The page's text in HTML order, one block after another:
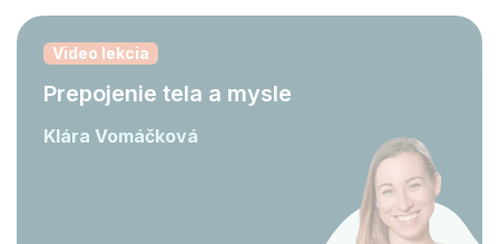
Video lekcia
Prepojenie tela a mysle
Klára Vomáčková